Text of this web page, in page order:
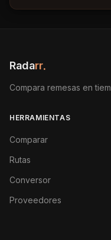
Radarr.
Compara remesas en
HERRAMIENTAS
Comparar
Rutas
Conversor
Proveedores